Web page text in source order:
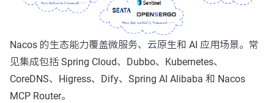
Nacos 的生态能力覆盖微服务、云原生和 AI 应用场景。常
见集成包括 Spring Cloud、Dubbo、Kubernetes、
CoreDNS、Higress、Dify、Spring AI Alibaba 和 Nacos
MCP Router。